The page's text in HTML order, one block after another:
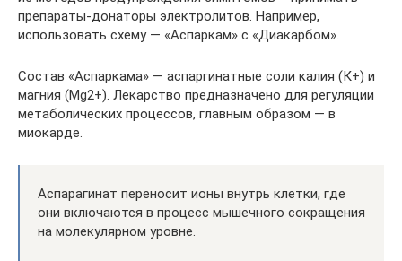
препараты-донаторы электролитов. Например,
использовать схему — «Аспаркам» с «Диакарбом».
Состав «Аспаркама» — аспаргинатные соли калия (К+) и
магния (Mg2+). Лекарство предназначено для регуляции
метаболических процессов, главным образом — в
миокарде.
Аспарагинат переносит ионы внутрь клетки, где
они включаются в процесс мышечного сокращения
на молекулярном уровне.